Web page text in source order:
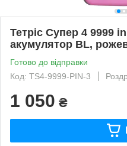
Тетріс Супер 4 9999
акумулятор BL,
Готово до відправки
Код: TS4-9999-PIN-3
1 050 ₴